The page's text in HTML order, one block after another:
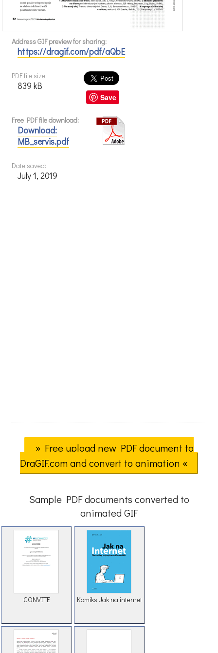
Address GIF preview for sharing:
https://dragif.com/pdf/aQbE
Save
PDF file size:
839 kB
Free PDF file download:
Download:
MB_servis.pdf
Date saved:
July 1, 2019
» Free upload new PDF document to
DraGIF.com and convert to animation «
Sample PDF documents converted to
animated GIF
CONVITE Komiks Jak na internet